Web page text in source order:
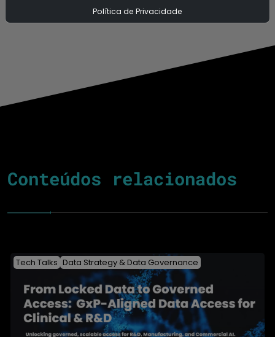
Conteúdos relacionados
Tech Talks Data Strategy & Data Governance
Política de Privacidade